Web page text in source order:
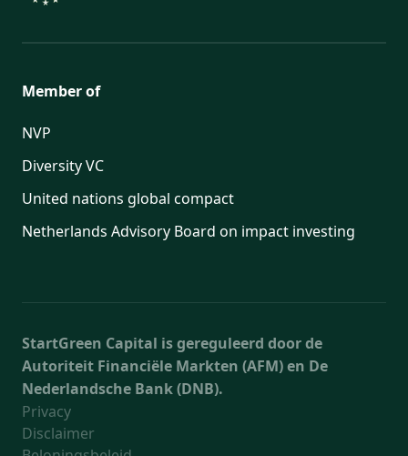
Member of
NVP
Diversity VC
United nations global compact
Netherlands Advisory Board on impact investing
StartGreen Capital is gereguleerd door de
Autoriteit Financiële Markten (AFM) en De
Nederlandsche Bank (DNB).
Privacy
Disclaimer